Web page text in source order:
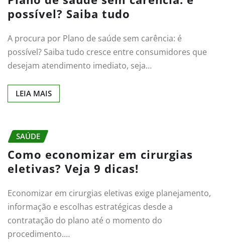
possível? Saiba tudo
A procura por Plano de saúde sem carência: é
possível? Saiba tudo cresce entre consumidores que
desejam atendimento imediato, seja…
LEIA MAIS
SAÚDE
Como economizar em cirurgias
eletivas? Veja 9 dicas!
Economizar em cirurgias eletivas exige planejamento,
informação e escolhas estratégicas desde a
contratação do plano até o momento do
procedimento.…